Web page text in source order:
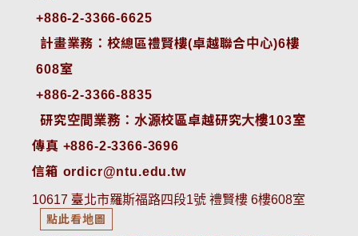
+886-2-3366-6625
計畫業務：校總區禮賢樓(卓越聯合中心)6樓
608室
+886-2-3366-8835
研究空間業務：水源校區卓越研究大樓103室
傳真 +886-2-3366-3696
信箱 ordicr@ntu.edu.tw
10617 臺北市羅斯福路四段1號 禮賢樓 6樓608室
點此看地圖